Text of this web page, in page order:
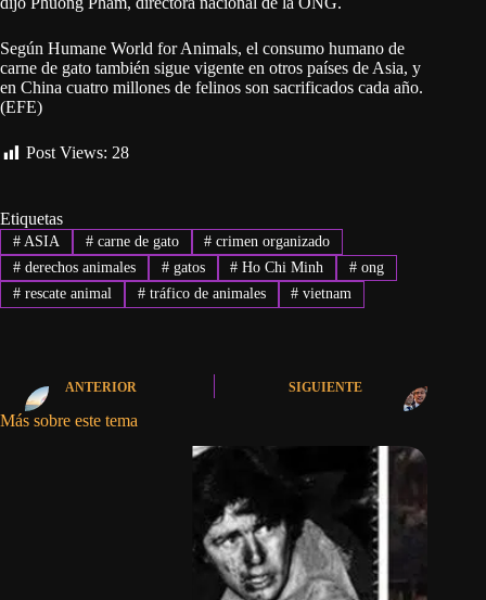
Según Humane World for Animals, el consumo humano de
carne de gato también sigue vigente en otros países de Asia, y
en China cuatro millones de felinos son sacrificados cada año.
(EFE)
Post Views: 28
Etiquetas
#ASIA #carne de gato # crimen organizado
#derechos animales #gatos # Ho Chi Minh # ong
#rescate animal #tráfico de animales # vietnam
ANTERIOR SIGUIENTE
Más sobre este tema